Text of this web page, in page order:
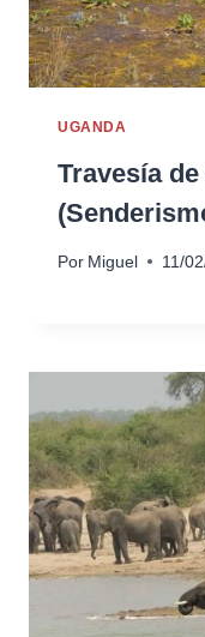
UGANDA
Travesía
Por Miguel 11/